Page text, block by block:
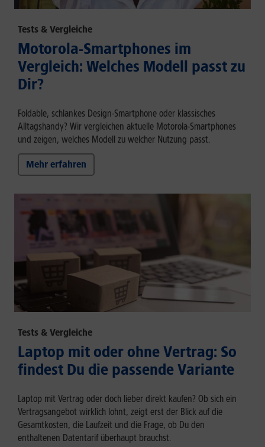
Tests & Vergleiche
Motorola-Smartphones im
Vergleich: Welches Modell passt zu
Dir?
Foldable, schlankes Design-Smartphone oder klassisches
Alltagshandy? Wir vergleichen aktuelle Motorola-Smartphones
und zeigen, welches Modell zu welcher Nutzung passt.
Mehr erfahren
Tests & Vergleiche
Laptop mit oder ohne Vertrag: So
findest Du die passende Variante
Laptop mit Vertrag oder doch lieber direkt kaufen? Ob sich ein
Vertragsangebot wirklich lohnt, zeigt erst der Blick auf die
Gesamtkosten, die Laufzeit und die Frage, ob Du den
enthaltenen Datentarif überhaupt brauchst.